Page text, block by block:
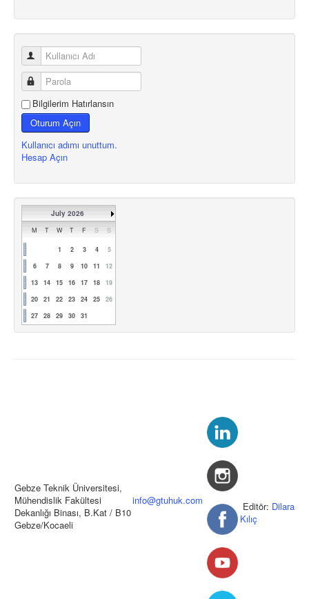
Bilgilerim Hatırlansın
Oturum Açın
Kullanıcı adımı unuttum.
Hesap Açın
July 2026
M T W T F S S
1 2 3 4
5
6
7 8 9 10 11
12
13
14 15 16 17 18
19
20
21 22 23 24 25
26
27
28 29 30 31
Gebze Teknik Üniversitesi,
Mühendislik Fakültesi
Dekanlığı Binası, B.Kat / B10
Gebze/Kocaeli
info@gtuhuk.com Editör: Dilara
Kılıç